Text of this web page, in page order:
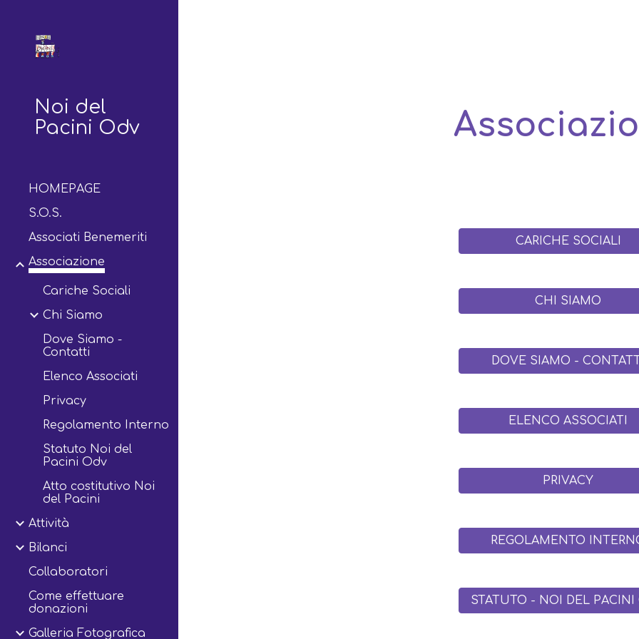
Noi del
Pacini Odv
HOMEPAGE
S.O.S.
Associati Benemeriti
Associazione
Cariche Sociali
Chi Siamo
Dove Siamo -
Contatti
Elenco Associati
Privacy
Regolamento Interno
Statuto Noi del
Pacini Odv
Atto costitutivo Noi
del Pacini
Attività
Bilanci
Collaboratori
Come effettuare
donazioni
Galleria Fotografica
CARICHE SOCIALI
CHI SIAMO
DOVE SIAMO -
ELENCO ASSOCIATI
PRIVACY
REGOLAMENTO
STATUTO - NOI DEL PACINI